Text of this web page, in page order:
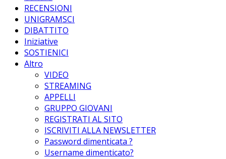
RECENSIONI
UNIGRAMSCI
DIBATTITO
Iniziative
SOSTIENICI
Altro
VIDEO
STREAMING
APPELLI
GRUPPO GIOVANI
REGISTRATI AL SITO
ISCRIVITI ALLA NEWSLETTER
Password dimenticata ?
Username dimenticato?